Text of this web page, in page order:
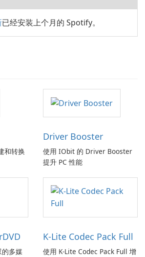
已经安装上个月的 Spotify。
和转换
Driver Booster
使用 IObit 的 Driver Booster
提升 PC 性能
的多媒
K-Lite Codec Pack Full
使用 K-Lite Codec Pack Full 增